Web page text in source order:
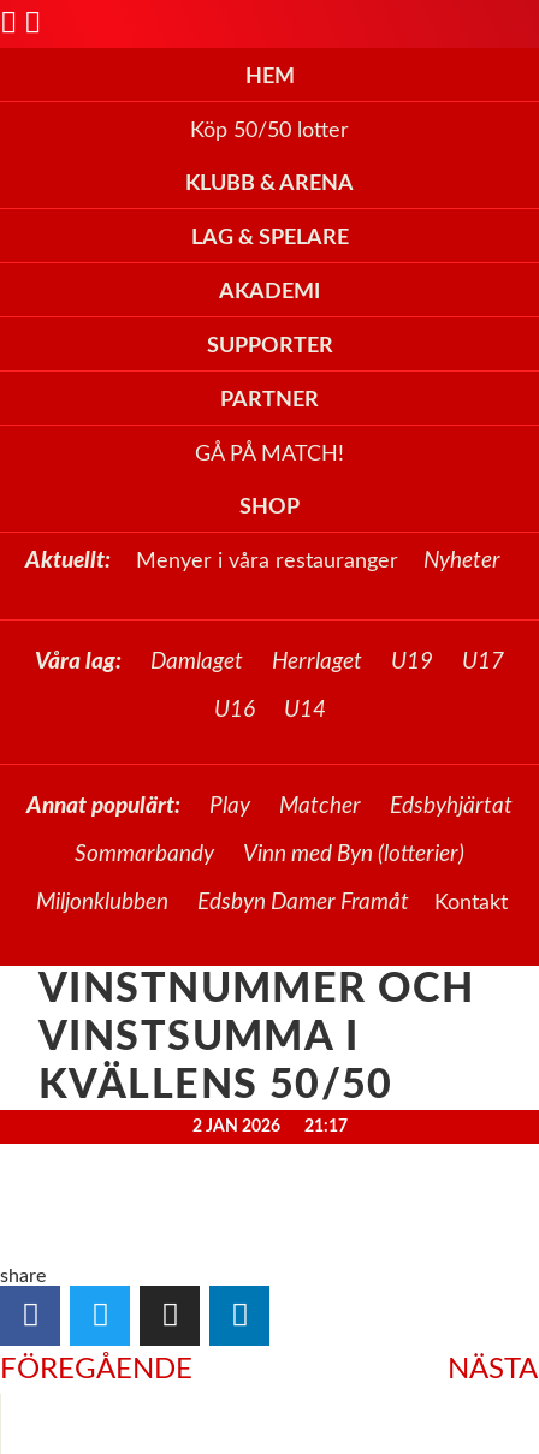
HEM
Köp 50/50 lotter
KLUBB & ARENA
LAG & SPELARE
AKADEMI
SUPPORTER
PARTNER
GÅ PÅ MATCH!
SHOP
Aktuellt: Menyer i våra restauranger Nyheter
Våra lag: Damlaget Herrlaget U19 U17
U16 U14
Annat populärt: Play Matcher Edsbyhjärtat
Sommarbandy Vinn med Byn (lotterier)
Miljonklubben Edsbyn Damer Framåt Kontakt
VINSTNUMMER OCH
VINSTSUMMA I
KVÄLLENS 50/50
2 JAN 2026 21:17
share
FÖREGÅENDE NÄSTA